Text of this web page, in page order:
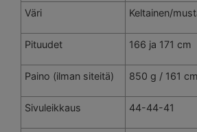
Väri Keltainen/
Pituudet 166 ja 171 cm
Paino (ilman siteitä) 850 g / 161 cm
Sivuleikkaus 44-44-41